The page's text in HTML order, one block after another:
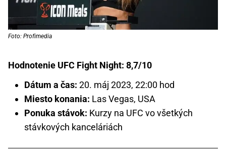
Foto: Profimedia
Hodnotenie UFC Fight Night: 8,7/10
Dátum a čas: 20. máj 2023, 22:00 hod
Miesto konania: Las Vegas, USA
Ponuka stávok: Kurzy na UFC vo všetkých
stávkových kanceláriách